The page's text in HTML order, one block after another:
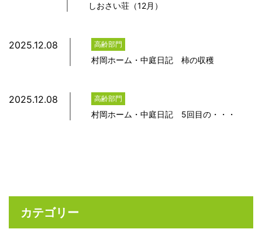
しおさい荘（12月）
2025.12.08 高齢部門
村岡ホーム・中庭日記 柿の収穫
2025.12.08 高齢部門
村岡ホーム・中庭日記 5回目の・・・
カテゴリー